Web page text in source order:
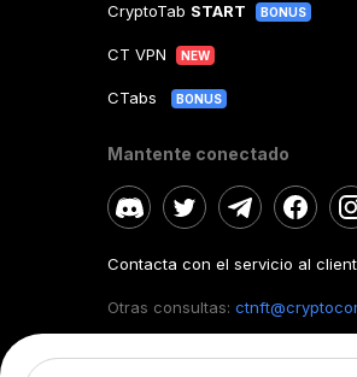
CryptoTab START BONUS
CT VPN NEW
CTabs BONUS
Mantente conectado
Contacta con el servicio al
Otras consultas: